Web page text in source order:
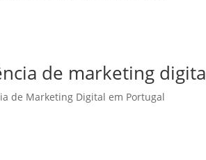
de marketing
de Marketing Digital em Portugal